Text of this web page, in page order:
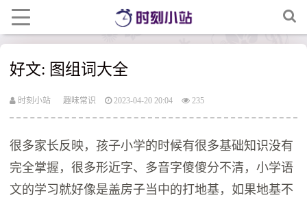
好文: 图组词大全
时刻小站 趣味常识 2023-04-20 20:04 235
很多家长反映，孩子小学的时候有很多基础知识没有
完全掌握，很多形近字、多音字傻傻分不清，小学语
文的学习就好像是盖房子当中的打地基，如果地基不